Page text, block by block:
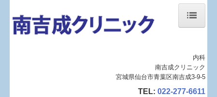
内科
南吉成クリニック
宮城県仙台市青葉区南吉成3-9-5
TEL: 022-277-6611